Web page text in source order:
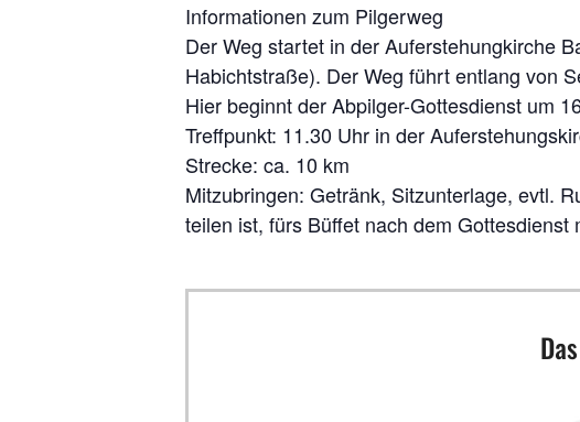
Infor­ma­tio­nen zum Pilgerweg
Der Weg star­tet in der Auf­er­ste­hung­kir­che
Habicht­stra­ße). Der Weg führt ent­lang von
Hier beginnt der Abpil­ger-Got­tes­dienst um
Treff­punkt: 11.30 Uhr in der
Stre­cke: ca. 10 km
Mit­zu­brin­gen: Getränk, Sitz­un­ter­la­ge, evtl.
tei­len ist, fürs Büf­fet nach dem